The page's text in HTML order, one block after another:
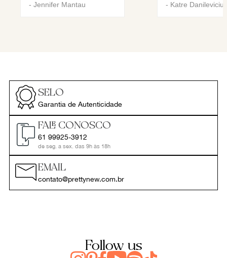
- Jennifer Mantau - Katre Danilevicius
SELO
Garantia de Autenticidade
FALE CONOSCO
61 99925-3912
de seg. a sex. das 9h às 18h
EMAIL
contato@prettynew.com.br
Follow us